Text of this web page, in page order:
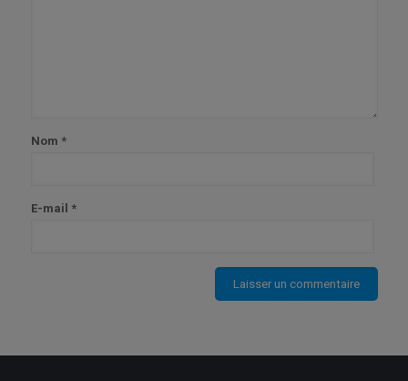
Nom *
E-mail *